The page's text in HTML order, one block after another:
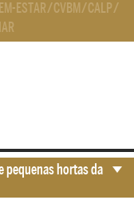
ESTAR/CVBM/CALP/